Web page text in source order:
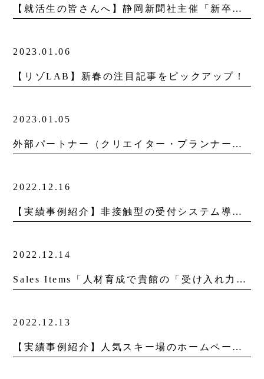
【就活生の皆さんへ】静岡新聞社主催「新卒のかんづめ2024就活準備セミナー」に参加します
2023.01.06
【リゾLAB】新春の注目記事をピックアップ！
2023.01.05
外部パートナー（クリエイター・プランナー・ライター等）随時募集中！
2022.12.16
【実績事例紹介】非接触型の受付システム導入により、イベント運営業務を効率化！
2022.12.14
Sales Items「人材育成で貴館の「受け入れ力」を強化。新入社員研修2023」を更新しました。
2022.12.13
【実績事例紹介】人気スキー場のホームページリニューアル